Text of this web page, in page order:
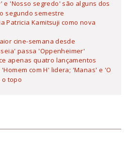
e 'Nosso segredo' são alguns dos
segundo semestre
Patricia Kamitsuji como nova
cine-semana desde
passa 'Oppenheimer'
apenas quatro lançamentos
com H' lidera; 'Manas' e 'O
topo